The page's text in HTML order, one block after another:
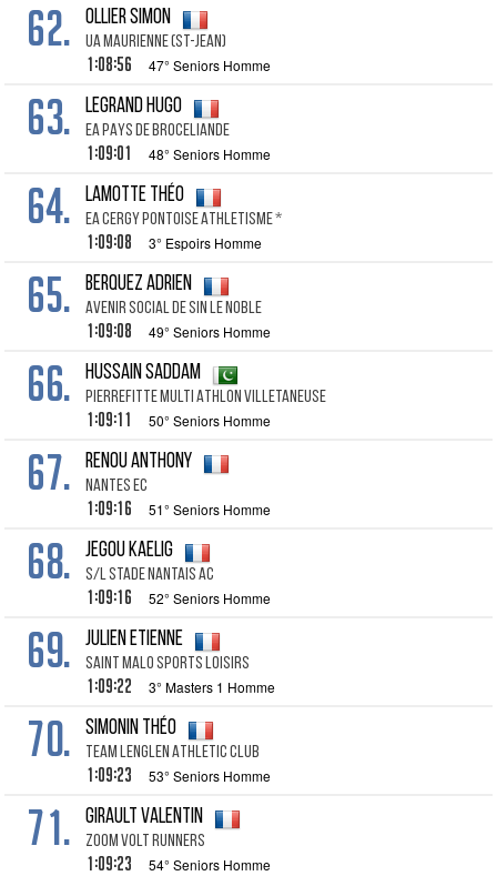
62. OLLIER SIMON
UA MAURIENNE (ST-JEAN)
1:08:56 47° Seniors Homme
63. LEGRAND HUGO
EA PAYS DE BROCELIANDE
1:09:01 48° Seniors Homme
64. LAMOTTE THÉO
EA CERGY PONTOISE ATHLETISME *
1:09:08 3° Espoirs Homme
65. BERQUEZ ADRIEN
AVENIR SOCIAL DE SIN LE NOBLE
1:09:08 49° Seniors Homme
66. HUSSAIN SADDAM
PIERREFITTE MULTI ATHLON VILLETANEUSE
1:09:11 50° Seniors Homme
67. RENOU ANTHONY
NANTES EC
1:09:16 51° Seniors Homme
68. JEGOU KAELIG
S/L STADE NANTAIS AC
1:09:16 52° Seniors Homme
69. JULIEN ETIENNE
SAINT MALO SPORTS LOISIRS
1:09:22 3° Masters 1 Homme
70. SIMONIN THÉO
TEAM LENGLEN ATHLETIC CLUB
1:09:23 53° Seniors Homme
71. GIRAULT VALENTIN
ZOOM VOLT RUNNERS
1:09:23 54° Seniors Homme